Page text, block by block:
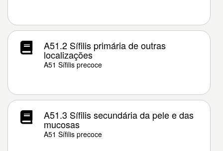
A51.2 Sífilis primária de outras
localizações
A51 Sífilis precoce
A51.3 Sífilis secundária da pele e das
mucosas
A51 Sífilis precoce